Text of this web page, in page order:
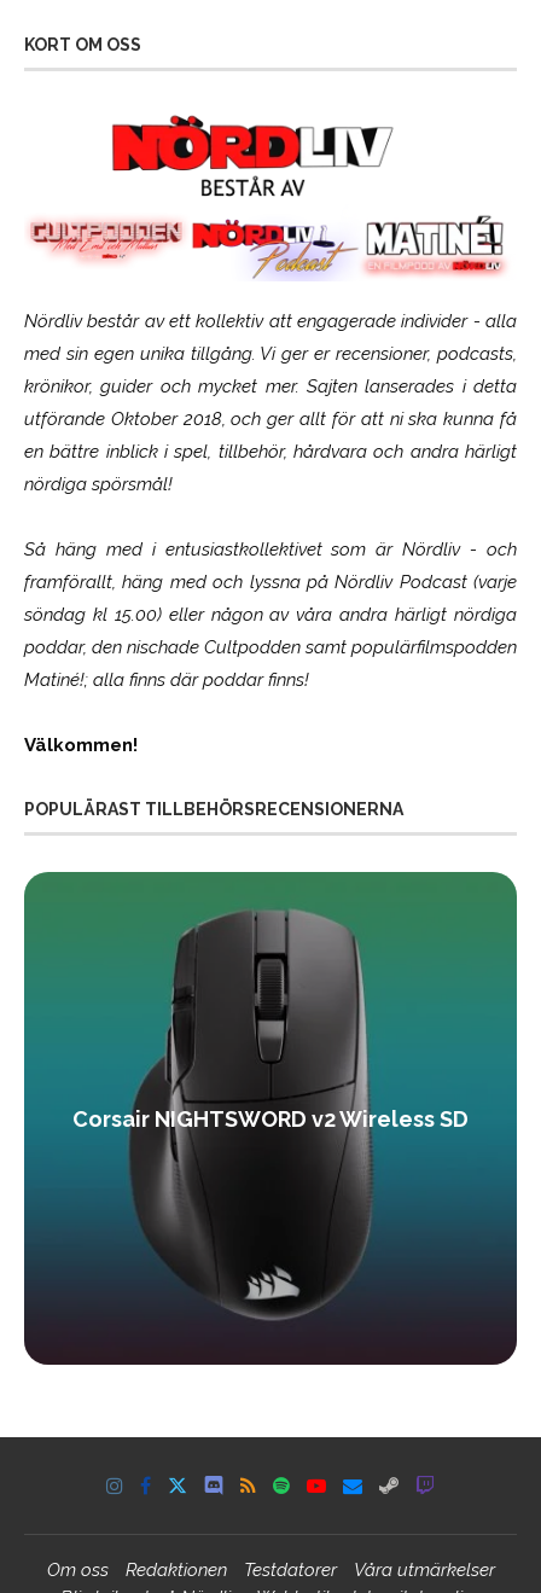
KORT OM OSS
Nördliv består av ett kollektiv att engagerade individer - alla
med sin egen unika tillgång. Vi ger er recensioner, podcasts,
krönikor, guider och mycket mer. Sajten lanserades i detta
utförande Oktober 2018, och ger allt för att ni ska kunna få
en bättre inblick i spel, tillbehör, hårdvara och andra härligt
nördiga spörsmål!
Så häng med i entusiastkollektivet som ärNördliv- och
framförallt, häng med och lyssna på Nördliv Podcast (varje
söndag kl 15.00) eller någon av våra andra härligt nördiga
poddar, den nischade Cultpodden samt populärfilmspodden
Matiné!; alla finns där poddar finns!
Välkommen!
POPULÄRAST TILLBEHÖRSRECENSIONERNA
Corsair NIGHTSWORD v2 Wireless SD
Om oss Redaktionen Testdatorer
Våra utmärkelser